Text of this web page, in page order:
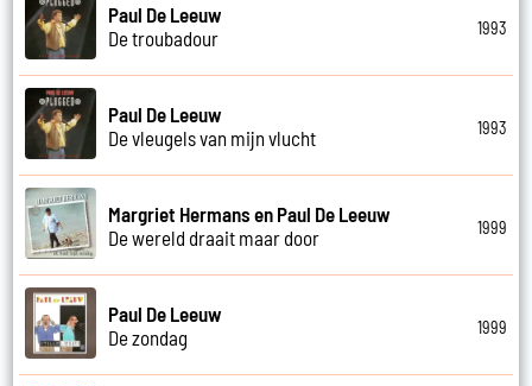
Paul De Leeuw
De troubadour
1993
Paul De Leeuw
De vleugels van mijn vlucht
1993
Margriet Hermans en Paul De Leeuw
De wereld draait maar door
1999
Paul De Leeuw
De zondag
1999